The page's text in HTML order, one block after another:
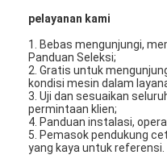
pelayanan kami
1. Bebas mengunjungi,
Panduan Seleksi;
2. Gratis untuk
kondisi mesin dalam
3. Uji dan sesuaikan
permintaan klien;
4. Panduan instalasi,
5. Pemasok pendukung
yang kaya untuk referensi.